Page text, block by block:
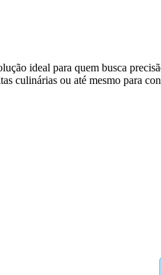
ideal para quem busca
culinárias ou até mesmo para